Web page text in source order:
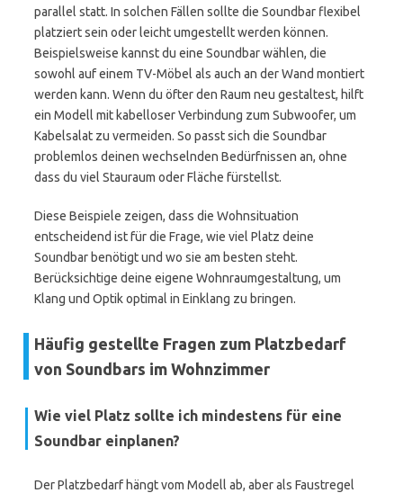
parallel statt. In solchen Fällen sollte die Soundbar flexibel
platziert sein oder leicht umgestellt werden können.
Beispielsweise kannst du eine Soundbar wählen, die
sowohl auf einem TV-Möbel als auch an der Wand montiert
werden kann. Wenn du öfter den Raum neu gestaltest, hilft
ein Modell mit kabelloser Verbindung zum Subwoofer, um
Kabelsalat zu vermeiden. So passt sich die Soundbar
problemlos deinen wechselnden Bedürfnissen an, ohne
dass du viel Stauraum oder Fläche fürstellst.
Diese Beispiele zeigen, dass die Wohnsituation
entscheidend ist für die Frage, wie viel Platz deine
Soundbar benötigt und wo sie am besten steht.
Berücksichtige deine eigene Wohnraumgestaltung, um
Klang und Optik optimal in Einklang zu bringen.
Häufig gestellte Fragen zum Platzbedarf
von Soundbars im Wohnzimmer
Wie viel Platz sollte ich mindestens für eine
Soundbar einplanen?
Der Platzbedarf hängt vom Modell ab, aber als Faustregel